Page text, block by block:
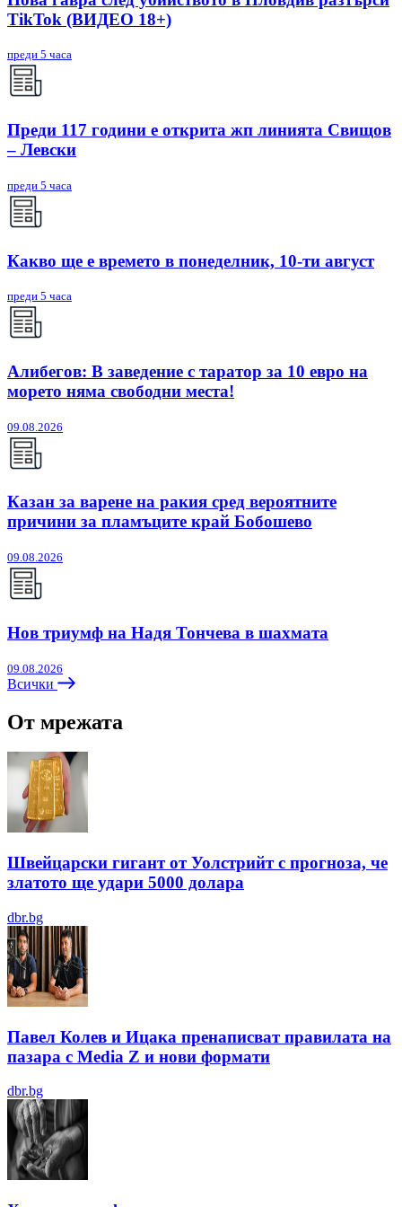
TikTok (ВИДЕО 18+)
преди 5 часа
Преди 117 години е открита жп линията Свищов
– Левски
преди 5 часа
Какво ще е времето в понеделник, 10-ти август
преди 5 часа
Алибегов: В заведение с таратор за 10 евро на
морето няма свободни места!
09.08.2026
Казан за варене на ракия сред вероятните
причини за пламъците край Бобошево
09.08.2026
Нов триумф на Надя Тончева в шахмата
09.08.2026
Всички
От мрежата
Швейцарски гигант от Уолстрийт с прогноза, че
златото ще удари 5000 долара
dbr.bg
Павел Колев и Ицака пренаписват правилата на
пазара с Media Z и нови формати
dbr.bg